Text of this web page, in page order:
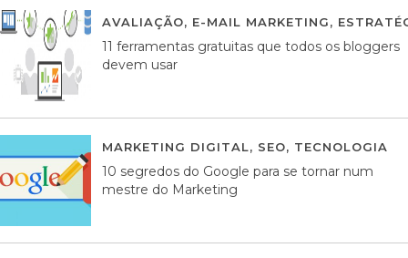
AVALIAÇÃO, E-MAIL MARKETING,
11 ferramentas gratuitas que todos os bloggers
devem usar
MARKETING DIGITAL, SEO, TECNOLOGIA
10 segredos do Google para se tornar num
mestre do Marketing